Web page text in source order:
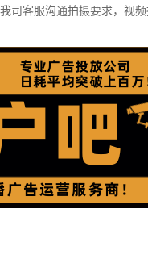
司客服沟通拍摄要求，视